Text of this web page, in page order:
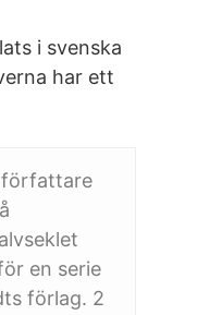
i svenska
har ett
författare
en serie
förlag. 2